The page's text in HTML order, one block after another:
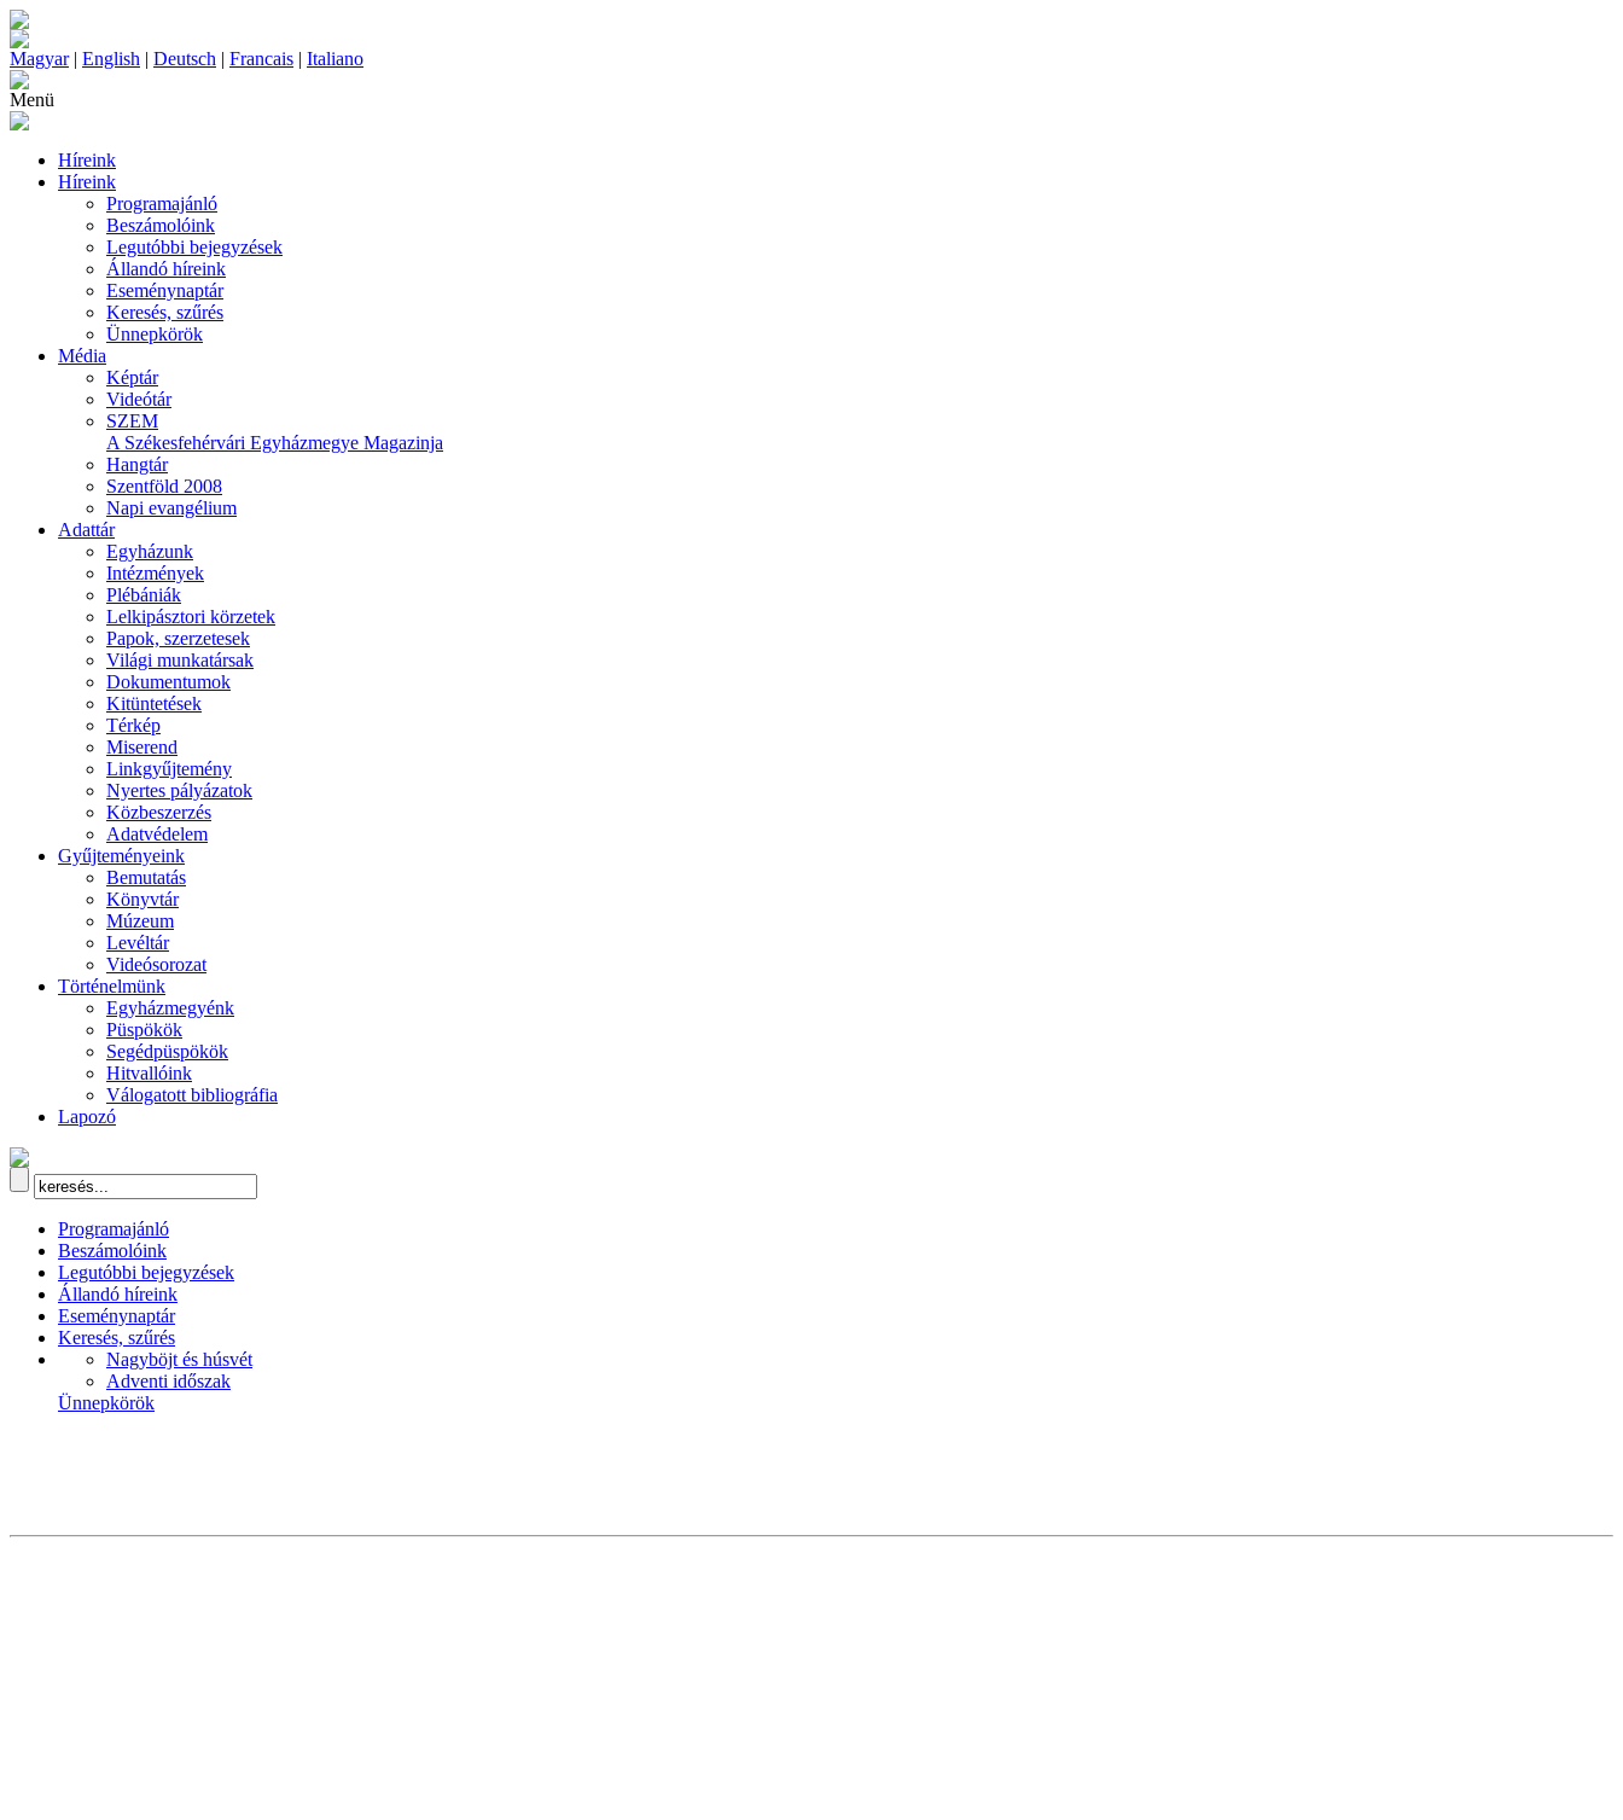
Magyar| English | Deutsch | Francais | Italiano
Menü
Híreink
Híreink
Programajánló
Beszámolóink
Legutóbbi bejegyzések
Állandó híreink
Eseménynaptár
Keresés, szűrés
Ünnepkörök
Média
Képtár
Videótár
SZEM
A Székesfehérvári Egyházmegye Magazinja
Hangtár
Szentföld 2008
Napi evangélium
Adattár
Egyházunk
Intézmények
Plébániák
Lelkipásztori körzetek
Papok, szerzetesek
Világi munkatársak
Dokumentumok
Kitüntetések
Térkép
Miserend
Linkgyűjtemény
Nyertes pályázatok
Közbeszerzés
Adatvédelem
Gyűjteményeink
Bemutatás
Könyvtár
Múzeum
Levéltár
Videósorozat
Történelmünk
Egyházmegyénk
Püspökök
Segédpüspökök
Hitvallóink
Válogatott bibliográfia
Lapozó
Programajánló
Beszámolóink
Legutóbbi bejegyzések
Állandó híreink
Eseménynaptár
Keresés, szűrés
Nagyböjt és húsvét
Adventi időszak
Ünnepkörök